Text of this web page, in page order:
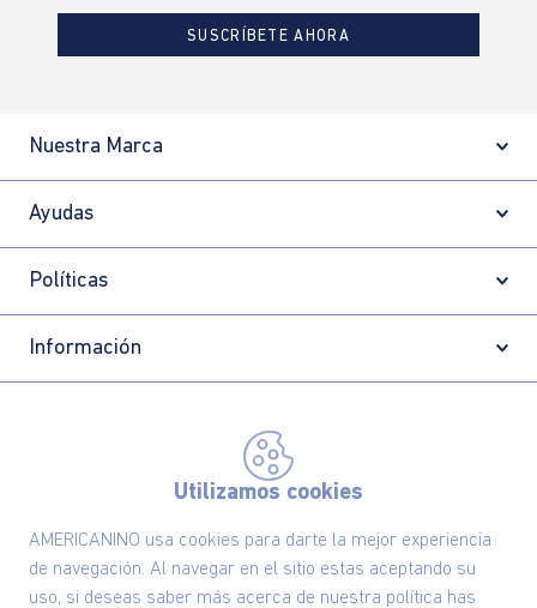
Utilizamos cookies
AMERICANINO usa cookies para darte la mejor experiencia
de navegación. Al navegar en el sitio estas aceptando su
uso, si deseas saber más acerca de nuestra política has
SUSCRÍBETE AHORA
Nuestra Marca
Ayudas
Políticas
Información